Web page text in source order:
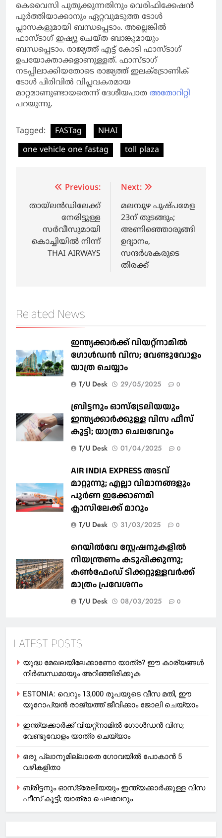
കെവൈസി പുതുക്കുന്നതിനും വെരിഫിക്കേഷന്‍
പൂര്‍ത്തിയാക്കാനും ഏറ്റവുമടുത്ത ടോള്‍
പ്ലാസകളുമായി ബന്ധപ്പെടാം. അല്ലെങ്കില്‍
ഫാസ്ടാഗ് ഇഷ്യൂ ചെയ്ത ബാങ്കുമായും
ബന്ധപ്പെടാം. രാജ്യത്ത് എട്ട് കോടി ഫാസ്ടാഗ്
ഉപയോക്താക്കളാണുള്ളത്. ഫാസ്ടാഗ്
നടപ്പിലാക്കിയതോടെ രാജ്യത്ത് ഇലക്ട്രോണിക്
ടോള്‍ പിരിവില്‍ വിപ്ലവകരമായ
മാറ്റമാണുണ്ടായതെന്ന് ദേശീയപാത അതോറിറ്റി
പറയുന്നു.
Tagged: FASTag
NHAI
one vehicle one fastag
toll plaza
navigation
Previous:
തായ്‌ലന്‍ഡിലേക്ക്
നേരിട്ടുള്ള
സര്‍വീസുമായി
കൊച്ചിയില്‍ നിന്ന്
THAI AIRWAYS
Next:
മലമ്പുഴ പുഷ്പമേള
23ന് തുടങ്ങും;
അണിഞ്ഞൊരുങ്ങി
ഉദ്യാനം,
സന്ദർശകരുടെ
തിരക്ക്
Related News
ഇന്ത്യക്കാർക്ക് വിയറ്റ്‌നാമില്‍
ഗോള്‍ഡന്‍ വിസ; വേണ്ടുവോളം
യാത്ര ചെയ്യാം
T/U Desk 29/05/2025 0
ബ്രിട്ടനും ഓസ്‌ട്രേലിയയും
ഇന്ത്യക്കാര്‍ക്കുള്ള വിസ ഫീസ്
കൂട്ടി; യാത്രാ ചെലവേറും
T/U Desk 01/04/2025 0
AIR INDIA EXPRESS അടവ്
മാറ്റുന്നു; എല്ലാ വിമാനങ്ങളും
പൂര്‍ണ ഇക്കോണമി
ക്ലാസിലേക്ക് മാറും
T/U Desk 31/03/2025 0
റെയില്‍വേ സ്റ്റേഷനുകളിൽ
നിയന്ത്രണം കടുപ്പിക്കുന്നു;
കണ്‍ഫേംഡ് ടിക്കറ്റുള്ളവര്‍ക്ക്
മാത്രം പ്രവേശനം
T/U Desk 08/03/2025 0
LATEST POSTS
യുദ്ധ മേഖലയിലേക്കാണോ യാത്ര? ഈ കാര്യങ്ങള്‍
നിര്‍ബന്ധമായും അറിഞ്ഞിരിക്കുക
ESTONIA: വെറും 13,000 രൂപയുടെ വീസ മതി, ഈ
യൂറോപ്യന്‍ രാജ്യത്ത് ജീവിക്കാം ജോലി ചെയ്യാം
ഇന്ത്യക്കാർക്ക് വിയറ്റ്‌നാമില്‍ ഗോള്‍ഡന്‍ വിസ;
വേണ്ടുവോളം യാത്ര ചെയ്യാം
ഒരു പ്ലാനുമില്ലാതെ ഗോവയില്‍ പോകാൻ 5
വഴികളിതാ
ബ്രിട്ടനും ഓസ്‌ട്രേലിയയും ഇന്ത്യക്കാര്‍ക്കുള്ള വിസ
ഫീസ് കൂട്ടി; യാത്രാ ചെലവേറും